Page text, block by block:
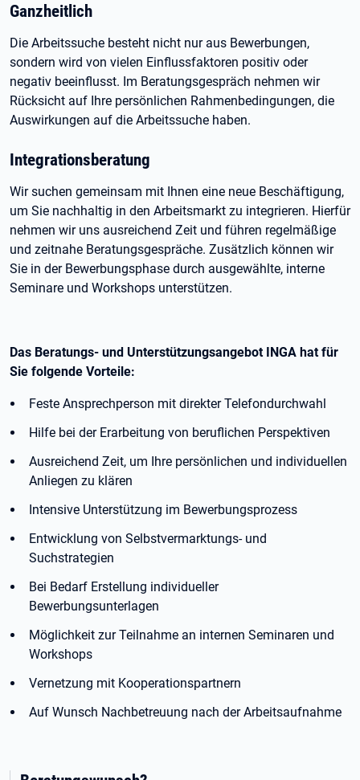
Ganzheitlich
Die Arbeitssuche besteht nicht nur aus Bewerbungen,
sondern wird von vielen Einflussfaktoren positiv oder
negativ beeinflusst. Im Beratungsgespräch nehmen wir
Rücksicht auf Ihre persönlichen Rahmenbedingungen, die
Auswirkungen auf die Arbeitssuche haben.
Integrationsberatung
Wir suchen gemeinsam mit Ihnen eine neue Beschäftigung,
um Sie nachhaltig in den Arbeitsmarkt zu integrieren. Hierfür
nehmen wir uns ausreichend Zeit und führen regelmäßige
und zeitnahe Beratungsgespräche. Zusätzlich können wir
Sie in der Bewerbungsphase durch ausgewählte, interne
Seminare und Workshops unterstützen.
Das Beratungs- und Unterstützungsangebot INGA hat für
Sie folgende Vorteile:
Feste Ansprechperson mit direkter Telefondurchwahl
Hilfe bei der Erarbeitung von beruflichen Perspektiven
Ausreichend Zeit, um Ihre persönlichen und individuellen
Anliegen zu klären
Intensive Unterstützung im Bewerbungsprozess
Entwicklung von Selbstvermarktungs- und
Suchstrategien
Bei Bedarf Erstellung individueller
Bewerbungsunterlagen
Möglichkeit zur Teilnahme an internen Seminaren und
Workshops
Vernetzung mit Kooperationspartnern
Auf Wunsch Nachbetreuung nach der Arbeitsaufnahme